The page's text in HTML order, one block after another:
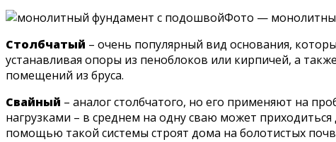
Фото —
Столбчатый – очень популярный вид основания,
устанавливая опоры из пеноблоков или кирпичей, а
помещений из бруса.
Свайный – аналог столбчатого, но его применяют на
нагрузками – в среднем на одну сваю может
помощью такой системы строят дома на болотистых